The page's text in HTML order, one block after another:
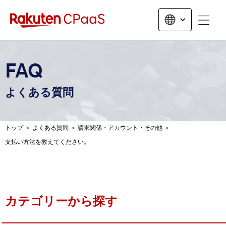
無料トライアルお申し込み
FAQ
よくある質問
トップ ＞ よくある質問 ＞ 請求関係・アカウント・その他 ＞
支払い方法を教えてください。
カテゴリーから探す